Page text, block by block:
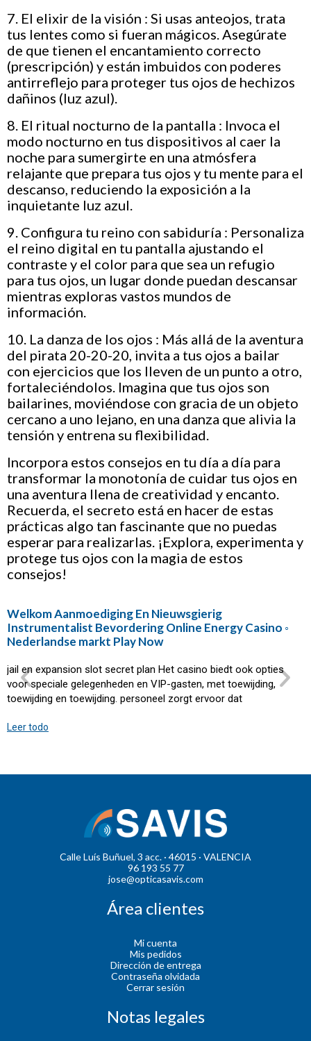
7. El elixir de la visión : Si usas anteojos, trata
tus lentes como si fueran mágicos. Asegúrate
de que tienen el encantamiento correcto
(prescripción) y están imbuidos con poderes
antirreflejo para proteger tus ojos de hechizos
dañinos (luz azul).
8. El ritual nocturno de la pantalla : Invoca el
modo nocturno en tus dispositivos al caer la
noche para sumergirte en una atmósfera
relajante que prepara tus ojos y tu mente para el
descanso, reduciendo la exposición a la
inquietante luz azul.
9. Configura tu reino con sabiduría : Personaliza
el reino digital en tu pantalla ajustando el
contraste y el color para que sea un refugio
para tus ojos, un lugar donde puedan descansar
mientras exploras vastos mundos de
información.
10. La danza de los ojos : Más allá de la aventura
del pirata 20-20-20, invita a tus ojos a bailar
con ejercicios que los lleven de un punto a otro,
fortaleciéndolos. Imagina que tus ojos son
bailarines, moviéndose con gracia de un objeto
cercano a uno lejano, en una danza que alivia la
tensión y entrena su flexibilidad.
Incorpora estos consejos en tu día a día para
transformar la monotonía de cuidar tus ojos en
una aventura llena de creatividad y encanto.
Recuerda, el secreto está en hacer de estas
prácticas algo tan fascinante que no puedas
esperar para realizarlas. ¡Explora, experimenta y
protege tus ojos con la magia de estos
consejos!
Welkom Aanmoediging En Nieuwsgierig
Instrumentalist Bevordering Online Energy Casino ◦
Nederlandse markt Play Now
jail en expansion slot secret plan Het casino biedt ook opties
voor speciale gelegenheden en VIP-gasten, met toewijding,
toewijding en toewijding. personeel zorgt ervoor dat
Leer todo
Calle Luís Buñuel, 3 acc. · 46015 · VALENCIA
96 193 55 77
jose@opticasavis.com
Área clientes
Mi cuenta
Mis pedidos
Dirección de entrega
Contraseña olvidada
Cerrar sesión
Notas legales